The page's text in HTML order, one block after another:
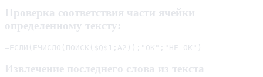
Проверка соответствия части ячейки
определенному тексту:
=ЕСЛИ(ЕЧИСЛО(ПОИСК($Q$1;A2));"OK";"HE OK")
Извлечение последнего слова из текста